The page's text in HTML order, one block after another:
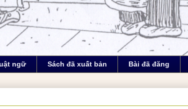
ngữ Sách đã xuất bản Bài đã đăng